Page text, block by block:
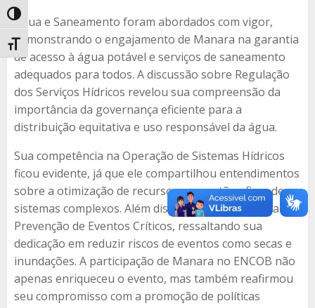
Alternar alto contraste
Alternar tamanho da fonte
Água e Saneamento foram abordados com vigor,
demonstrando o engajamento de Manara na garantia
de acesso à água potável e serviços de saneamento
adequados para todos. A discussão sobre Regulação
dos Serviços Hídricos revelou sua compreensão da
importância da governança eficiente para a
distribuição equitativa e uso responsável da água.
Sua competência na Operação de Sistemas Hídricos
ficou evidente, já que ele compartilhou entendimentos
sobre a otimização de recursos e a gestão eficaz de
sistemas complexos. Além disso, Manara realçou a
Prevenção de Eventos Críticos, ressaltando sua
dedicação em reduzir riscos de eventos como secas e
inundações. A participação de Manara no ENCOB não
apenas enriqueceu o evento, mas também reafirmou
seu compromisso com a promoção de políticas